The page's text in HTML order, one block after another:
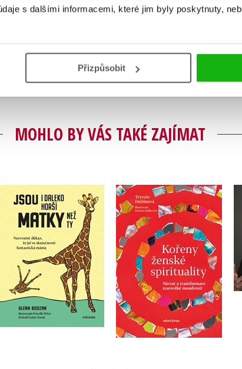
s dalšími informacemi, které jim byly poskytnuty,
Přizpůsobit
hodnocení
MOHLO BY VÁS TAKÉ ZAJÍMAT
Jsou i daleko horší
matky než ty
Glenn Boozan
Do košíku
239 Kč
Kořeny ženské
spirituality
Terezie Dubinová
Do košíku
499 Kč
399 Kč